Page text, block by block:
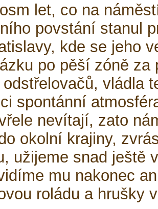
let, co na
povstání stanul
kde se jeho
po pěší zóně za
vládla
spontánní
nevítají, zato
okolní krajiny,
užijeme snad ještě
mu nakonec
roládu a hrušky